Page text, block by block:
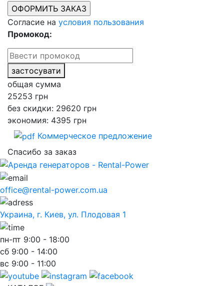
Согласие на условия пользования
Промокод:
застосувати
общая сумма
25253 грн
без скидки: 29620 грн
экономия: 4395 грн
Коммерческое предложение
Спасибо за заказ
office@rental-power.com.ua
Украина, г. Киев, ул. Плодовая 1
пн-пт 9:00 - 18:00
сб 9:00 - 14:00
вс 9:00 - 11:00